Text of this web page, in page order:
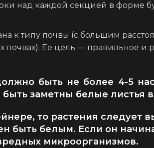
над каждой секцией в форме
к типу почвы (с большим
Ее цель — правильное и
быть не более 4-5
заметны белые листья
то растения
быть белым. Если он
микроорганизмов.